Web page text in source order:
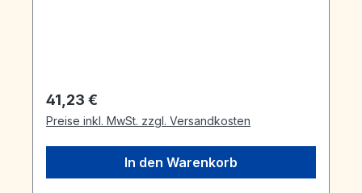
Regulärer Preis:
41,23 €
Preise inkl. MwSt. zzgl. Versandkosten
In den Warenkorb